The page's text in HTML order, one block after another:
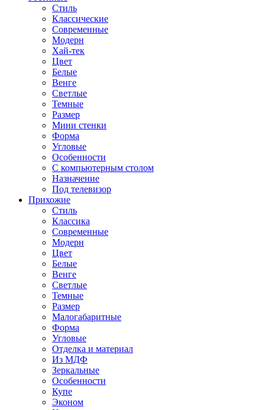
Стиль
Классические
Современные
Модерн
Хай-тек
Цвет
Белые
Венге
Светлые
Темные
Размер
Мини стенки
Форма
Угловые
Особенности
С компьютерным столом
Назначение
Под телевизор
Прихожие
Стиль
Классика
Современные
Модерн
Цвет
Белые
Венге
Светлые
Темные
Размер
Малогабаритные
Форма
Угловые
Отделка и материал
Из МДФ
Зеркальные
Особенности
Купе
Эконом